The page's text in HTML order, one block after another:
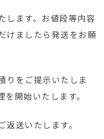
ます。お値段等内容
けましたら発送をお願
りをご提示いたしま
開始いたします。
送いたします。